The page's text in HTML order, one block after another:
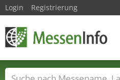
Login Registrierung